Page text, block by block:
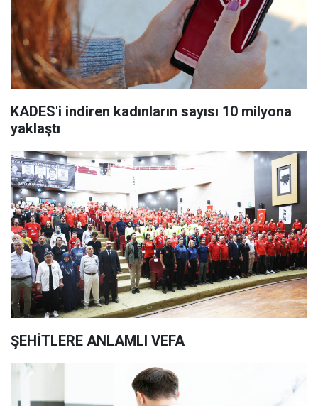
KADES'i indiren kadınların sayısı 10 milyona
yaklaştı
ŞEHİTLERE ANLAMLI VEFA